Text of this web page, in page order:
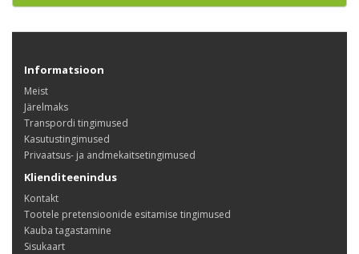
Informatsioon
Meist
Järelmaks
Transpordi tingimused
Kasutustingimused
Privaatsus- ja andmekaitsetingimused
Klienditeenindus
Kontakt
Tootele pretensioonide esitamise tingimused
Kauba tagastamine
Sisukaart